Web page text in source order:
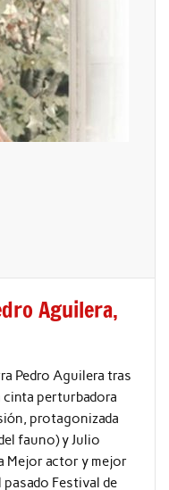
Aguilera,
Pedro Aguilera tras
cinta perturbadora
protagonizada
fauno) y Julio
Mejor actor y mejor
Festival de